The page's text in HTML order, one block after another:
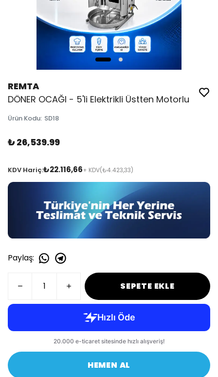
REMTA
DÖNER OCAĞI - 5'li Elektrikli Üstten Motorlu
Ürün Kodu: SD18
₺ 26,539.99
KDV Hariç:₺22.116,66+ KDV(₺4.423,33)
Paylaş:
SEPETE EKLE
HEMEN AL